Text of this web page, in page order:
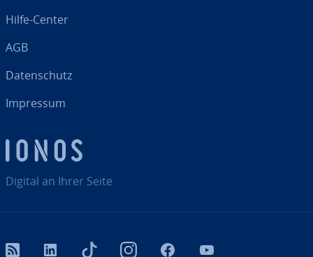
Digital an Ihrer Seite
Hilfe-Center
AGB
Da­ten­schutz
Impressum
RSS LinkedIn tiktok InstagramFacebook